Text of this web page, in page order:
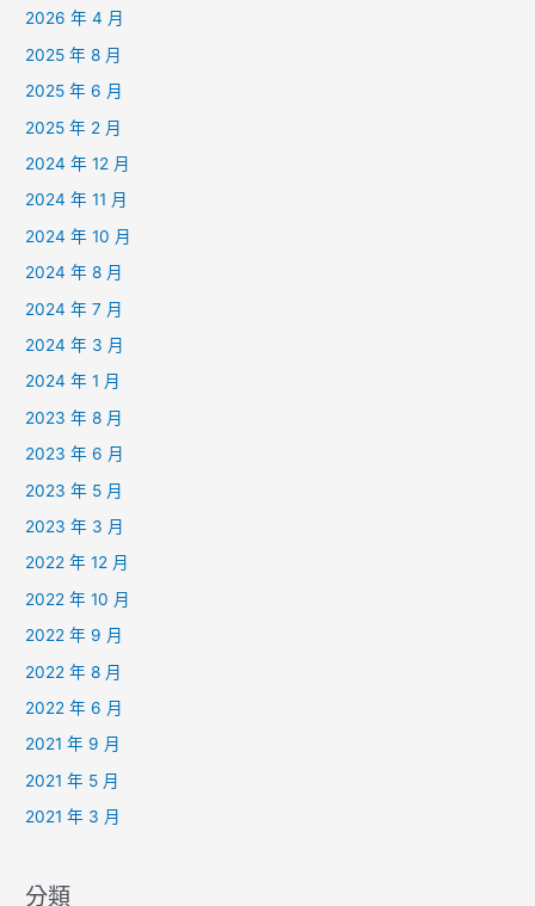
2026 年 4 月
2025 年 8 月
2025 年 6 月
2025 年 2 月
2024 年 12 月
2024 年 11 月
2024 年 10 月
2024 年 8 月
2024 年 7 月
2024 年 3 月
2024 年 1 月
2023 年 8 月
2023 年 6 月
2023 年 5 月
2023 年 3 月
2022 年 12 月
2022 年 10 月
2022 年 9 月
2022 年 8 月
2022 年 6 月
2021 年 9 月
2021 年 5 月
2021 年 3 月
分類